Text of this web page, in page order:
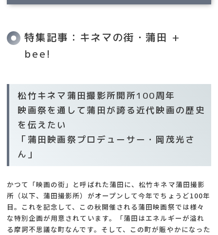
特集記事：キネマの街・蒲田 +
bee!
松竹キネマ蒲田撮影所開所100周年
映画祭を通して蒲田が誇る近代映画の歴史
を伝えたい
「蒲田映画祭プロデューサー・岡茂光さ
ん」
かつて「映画の街」と呼ばれた蒲田に、松竹キネマ蒲田撮影
所（以下、蒲田撮影所）がオープンして今年でちょうど100年
目。これを記念して、この秋開催される蒲田映画祭では様々
な特別企画が用意されています。「蒲田はエネルギーが溢れ
る摩訶不思議な町なんです。そして、この町が賑やかになった